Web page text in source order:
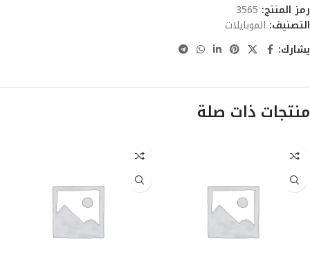
رمز المنتج: 3565
التصنيف: الموبايلات
يشارك:
منتجات ذات صلة